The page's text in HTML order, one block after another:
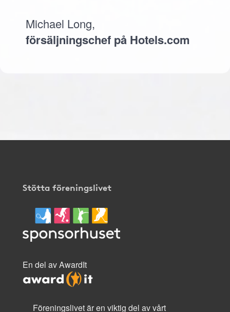
Michael Long,
försäljningschef på Hotels.com
Stötta föreningslivet
En del av AwardIt
Föreningslivet är en viktig del av vårt